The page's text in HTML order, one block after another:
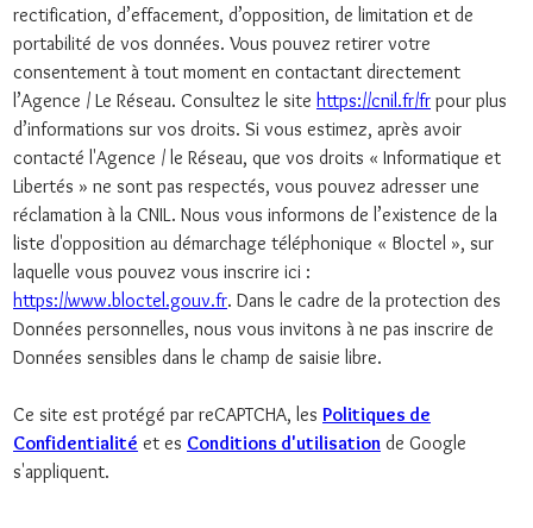
rectification, d’effacement, d’opposition, de limitation et de
portabilité de vos données. Vous pouvez retirer votre
consentement à tout moment en contactant directement
l’Agence / Le Réseau. Consultez le site https://cnil.fr/fr pour plus
d’informations sur vos droits. Si vous estimez, après avoir
contacté l'Agence / le Réseau, que vos droits « Informatique et
Libertés » ne sont pas respectés, vous pouvez adresser une
réclamation à la CNIL. Nous vous informons de l’existence de la
liste d'opposition au démarchage téléphonique « Bloctel », sur
laquelle vous pouvez vous inscrire ici :
https://www.bloctel.gouv.fr. Dans le cadre de la protection des
Données personnelles, nous vous invitons à ne pas inscrire de
Données sensibles dans le champ de saisie libre.
Ce site est protégé par reCAPTCHA, les Politiques de
Confidentialité et es Conditions d'utilisation de Google
s'appliquent.